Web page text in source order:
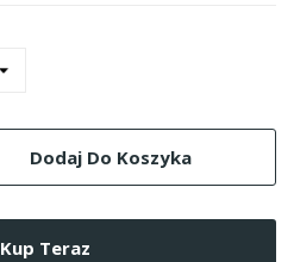
Dodaj Do Koszyka
Kup Teraz